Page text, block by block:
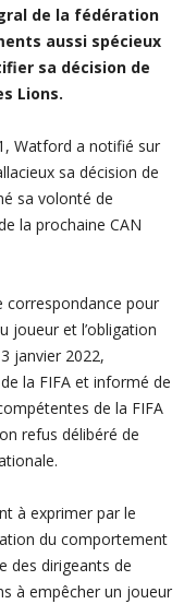
de la fédération
aussi spécieux
sa décision de
Lions.
Watford a notifié sur
sa décision de
sa volonté de
la prochaine CAN
correspondance pour
joueur et l’obligation
janvier 2022,
la FIFA et informé de
de la FIFA
refus délibéré de
à exprimer par le
du comportement
des dirigeants de
à empêcher un joueur